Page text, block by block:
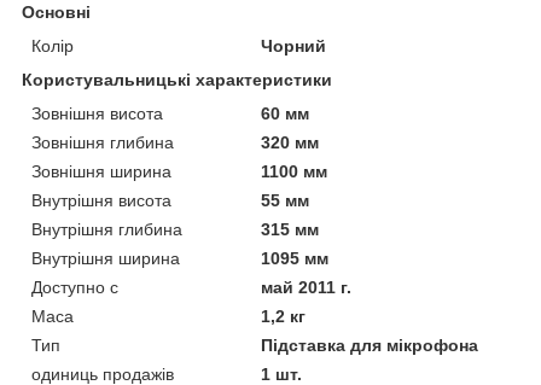
Основні
Колір
Чорний
Користувальницькі характеристики
Зовнішня висота
60 мм
Зовнішня глибина
320 мм
Зовнішня ширина
1100 мм
Внутрішня висота
55 мм
Внутрішня глибина
315 мм
Внутрішня ширина
1095 мм
Доступно с
май 2011 г.
Маса
1,2 кг
Тип
Підставка для мікрофона
одиниць продажів
1 шт.